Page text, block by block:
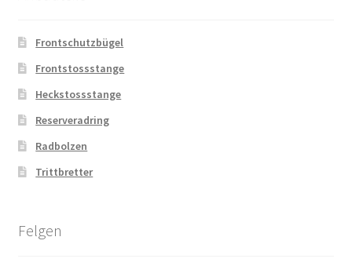
Frontschutzbügel
Frontstossstange
Heckstossstange
Reserveradring
Radbolzen
Trittbretter
Felgen